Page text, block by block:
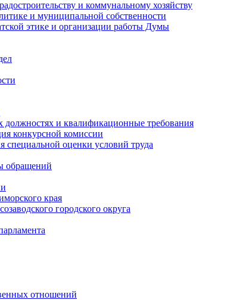
и коммунальному хозяйству
и муниципальной собственности
этике и организации работы Думы
должностях и квалификационные требования
конкурсной комиссии
специальной оценки условий труда
обращений
края
городского округа
отношений